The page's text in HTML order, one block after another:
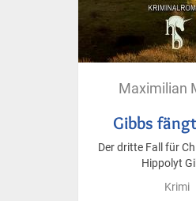
Maximilian
Gibbs
Der dritte Fall für
Hippolyt
Krimi